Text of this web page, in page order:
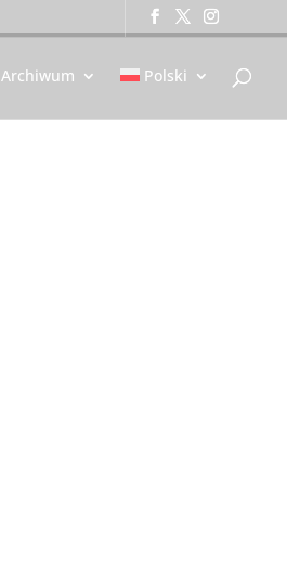
Archiwum Polski